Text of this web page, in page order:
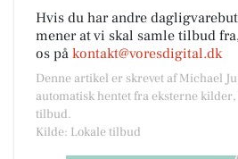
Hvis du har andre
mener at vi skal samle tilbud
os på kontakt@voresdigital.dk
Denne artikel er skrevet af Michael
automatisk hentet fra eksterne
tilbud.
Kilde: Lokale tilbud